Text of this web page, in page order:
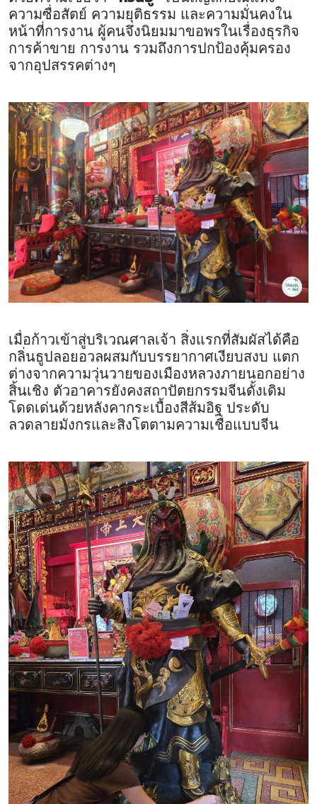
ความซื่อสัตย์ ความยุติธรรม และความมั่นคงใน
หน้าที่การงาน ผู้คนจึงนิยมมาขอพรในเรื่องธุรกิจ
การค้าขาย การงาน รวมถึงการปกป้องคุ้มครอง
จากอุปสรรคต่างๆ
เมื่อก้าวเข้าสู่บริเวณศาลเจ้า สิ่งแรกที่สัมผัสได้คือ
กลิ่นธูปลอยอวลผสมกับบรรยากาศเงียบสงบ แตก
ต่างจากความวุ่นวายของเมืองหลวงภายนอกอย่าง
สิ้นเชิง ตัวอาคารยังคงสถาปัตยกรรมจีนดั้งเดิม
โดดเด่นด้วยหลังคากระเบื้องสีส้มอิฐ ประดับ
ลวดลายมังกรและสิงโตตามความเชื่อแบบจีน